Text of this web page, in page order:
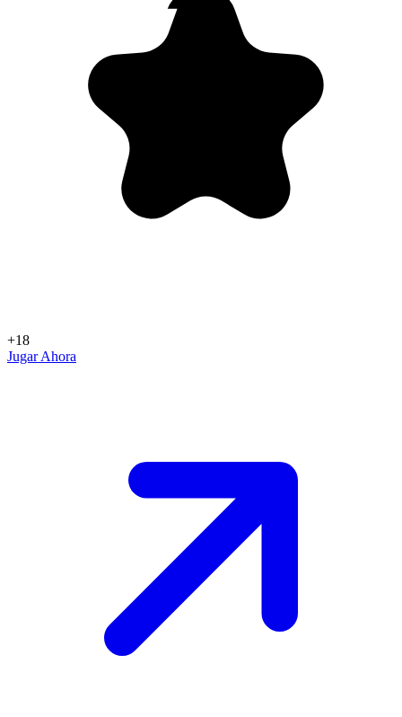
+18
Jugar Ahora